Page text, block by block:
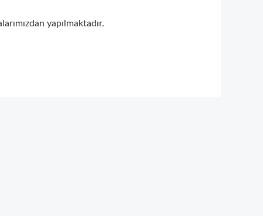
yapılmaktadır.